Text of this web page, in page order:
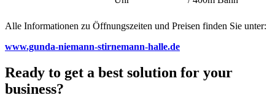
Alle Informationen zu Öffnungszeiten und Preisen finden Sie unter:
www.gunda-niemann-stirnemann-halle.de
Ready to get a best solution for your
business?